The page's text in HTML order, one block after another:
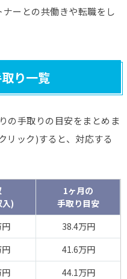
ーとの共働きや転職をし
り一覧
の手取りの目安をまとめま
リック)すると、対応する
)
1ヶ月の
手取り目安
38.4万円
41.6万円
44.1万円